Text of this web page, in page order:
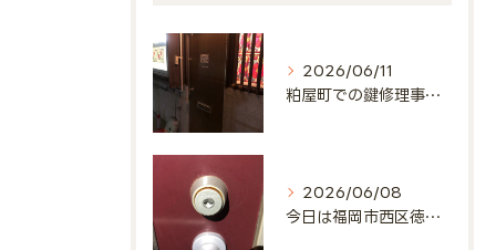
2026/06/11
粕屋町での鍵修理事例🔑
2026/06/08
今日は福岡市西区徳永北にお邪魔しました🔑